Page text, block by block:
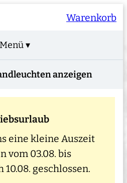
Warenkorb
Menü ▾
anzeigen
eine kleine Auszeit
vom 03.08. bis
geschlossen.